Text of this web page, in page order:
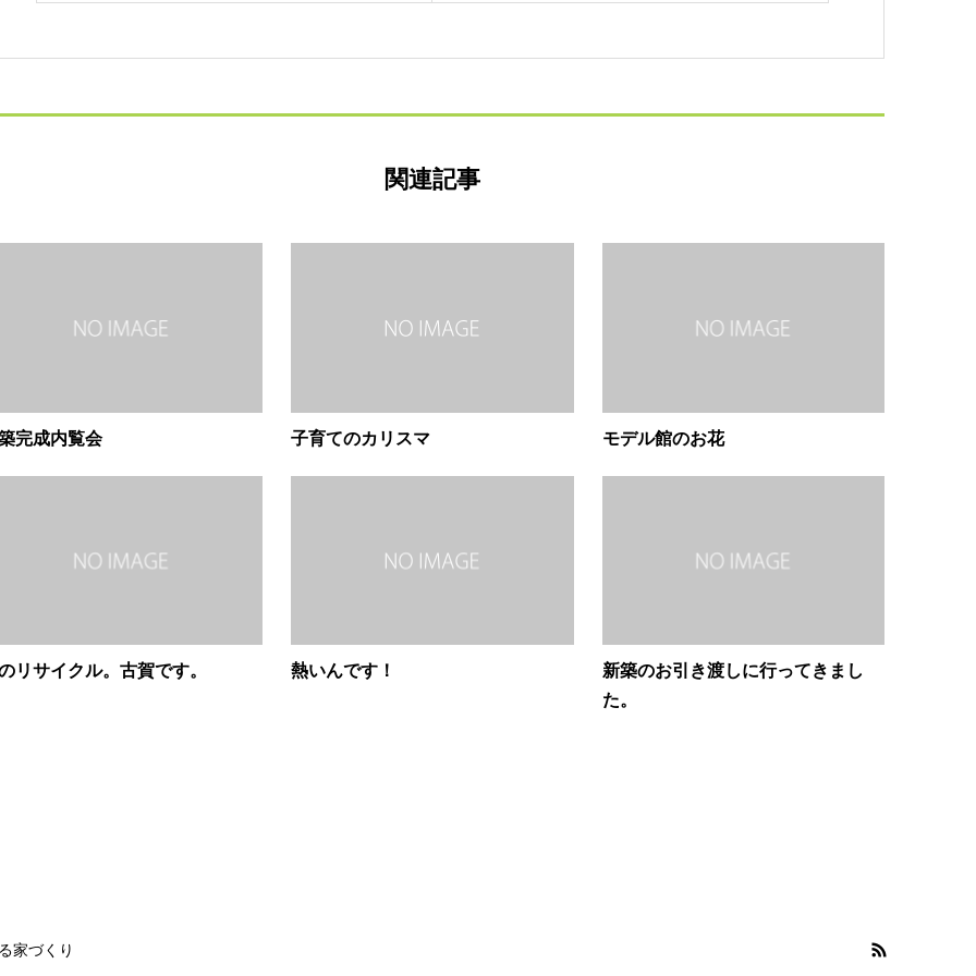
関連記事
完成内覧会 子育てのカリスマ モデル館のお花
リサイクル。古賀です。 熱いんです！
新築のお引き渡しに行ってきまし
た。
家づくり